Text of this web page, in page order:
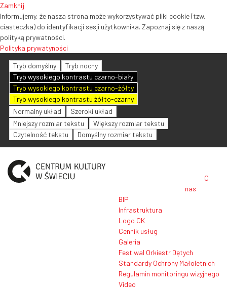
Zamknij
Informujemy, że nasza strona może wykorzystywać pliki cookie (tzw.
ciasteczka) do identyfikacji sesji użytkownika. Zapoznaj się z naszą
polityką prywatności.
Polityka prywatyności
Tryb domyślny
Tryb nocny
Tryb wysokiego kontrastu czarno-biały
Tryb wysokiego kontrastu czarno-żółty
Tryb wysokiego kontrastu żółto-czarny
Normalny układ
Szeroki układ
Mniejszy rozmiar tekstu
Większy rozmiar tekstu
Czytelność tekstu
Domyślny rozmiar tekstu
O
nas
BIP
Infrastruktura
Logo CK
Cennik usług
Galeria
Festiwal Orkiestr Dętych
Standardy Ochrony Małoletnich
Regulamin monitoringu wizyjnego
Video